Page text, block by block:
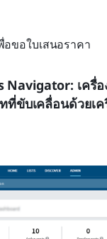
อขอใบเสนอราคา
Navigator: เครื่
ที่ขับเคลื่อนด้วยเ